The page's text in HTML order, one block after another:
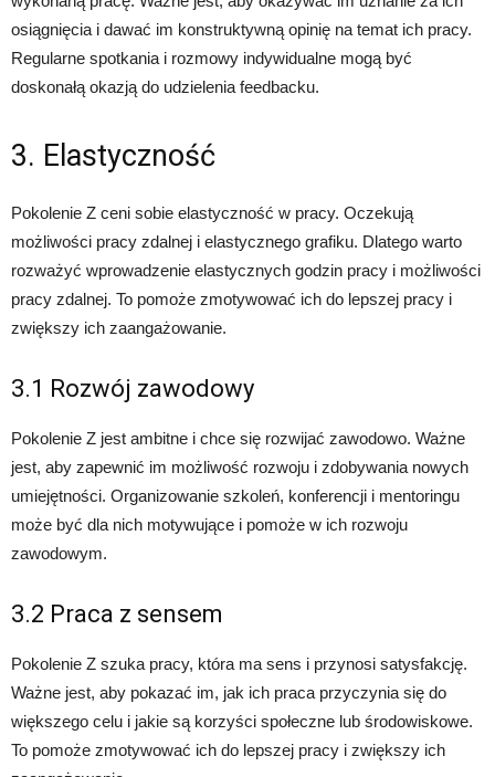
osiągnięcia i dawać im konstruktywną opinię na temat ich pracy.
Regularne spotkania i rozmowy indywidualne mogą być
doskonałą okazją do udzielenia feedbacku.
3. Elastyczność
Pokolenie Z ceni sobie elastyczność w pracy. Oczekują
możliwości pracy zdalnej i elastycznego grafiku. Dlatego warto
rozważyć wprowadzenie elastycznych godzin pracy i możliwości
pracy zdalnej. To pomoże zmotywować ich do lepszej pracy i
zwiększy ich zaangażowanie.
3.1 Rozwój zawodowy
Pokolenie Z jest ambitne i chce się rozwijać zawodowo. Ważne
jest, aby zapewnić im możliwość rozwoju i zdobywania nowych
umiejętności. Organizowanie szkoleń, konferencji i mentoringu
może być dla nich motywujące i pomoże w ich rozwoju
zawodowym.
3.2 Praca z sensem
Pokolenie Z szuka pracy, która ma sens i przynosi satysfakcję.
Ważne jest, aby pokazać im, jak ich praca przyczynia się do
większego celu i jakie są korzyści społeczne lub środowiskowe.
To pomoże zmotywować ich do lepszej pracy i zwiększy ich